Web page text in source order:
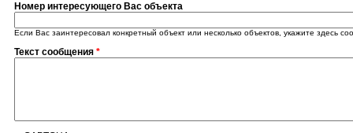
Номер интересующего Вас объекта
Если Вас заинтересовал конкретный объект или несколько объектов, укажите
Текст сообщения *